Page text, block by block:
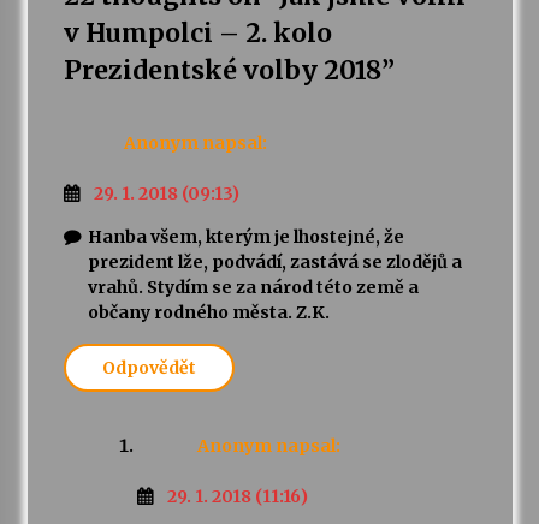
Varhanní recitál Michala Novenka v Klášteře
Želiv
30. 6. 2026
v Humpolci – 2. kolo
Prezidentské volby 2018”
Anonym napsal:
29. 1. 2018 (09:13)
Hanba všem, kterým je lhostejné, že
prezident lže, podvádí, zastává se zlodějů a
vrahů. Stydím se za národ této země a
občany rodného města. Z.K.
Odpovědět
Anonym napsal:
29. 1. 2018 (11:16)